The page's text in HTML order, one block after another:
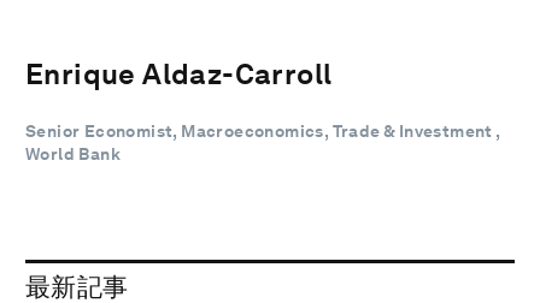
Enrique Aldaz-Carroll
Senior Economist, Macroeconomics, Trade & Investment ,
World Bank
最新記事